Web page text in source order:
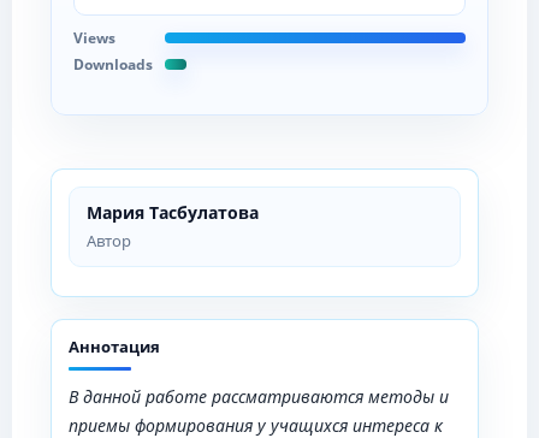
Мария Тасбулатова
Автор
Аннотация
В данной работе рассматриваются методы и
приемы формирования у учащихся интереса к
Views
Downloads